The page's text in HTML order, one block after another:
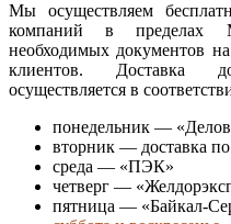
Мы осуществляем
компаний в пределах
необходимых документов
клиентов. Доставка
осуществляется в
понедельник —
вторник — доставка
среда — «ПЭК»
четверг —
пятница — «Байкал-